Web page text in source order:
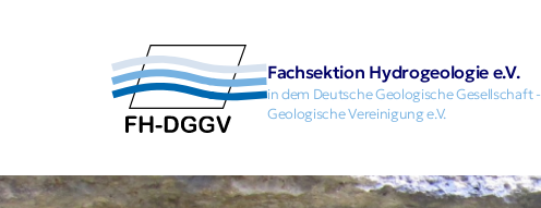
Fachsektion Hydrogeologie e.V.
in dem Deutsche Geologische Gesellschaft -
Geologische Vereinigung e.V.